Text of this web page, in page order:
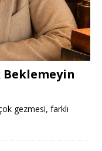
Beklemeyin
gezmesi, farklı